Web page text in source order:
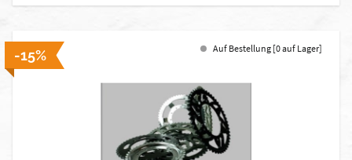
-15% Auf Bestellung [0 auf Lager]